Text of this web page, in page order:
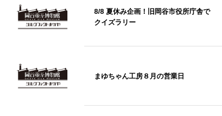
8/8 夏休み企画！旧岡谷市役所庁舎で
クイズラリー
まゆちゃん工房８月の営業日